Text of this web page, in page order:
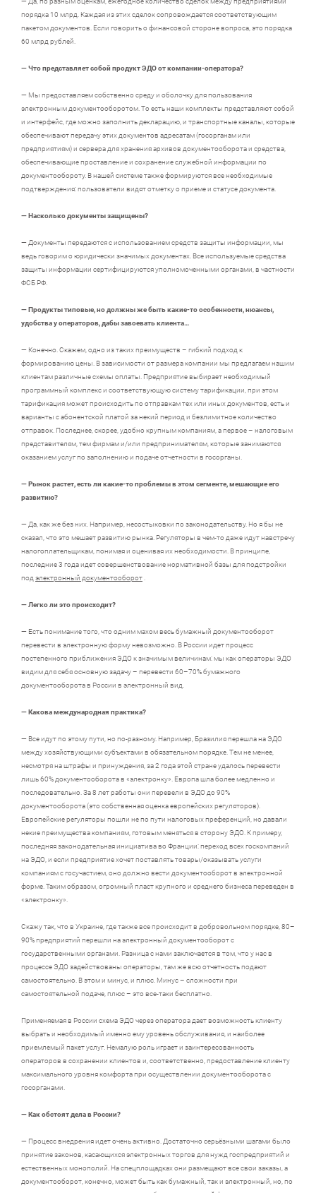
порядка 10 млрд. Каждая из этих сделок сопровождается соответствующим
пакетом документов. Если говорить о финансовой стороне вопроса, это порядка
60 млрд рублей.
— Что представляет собой продукт ЭДО от компании-оператора?
— Мы предоставляем собственно среду и оболочку для пользования
электронным документооборотом. То есть наши комплекты представляют собой
и интерфейс, где можно заполнить декларацию, и транспортные каналы, которые
обеспечивают передачу этих документов адресатам (госорганам или
предприятиям) и сервера для хранения архивов документооборота и средства,
обеспечивающие проставление и сохранение служебной информации по
документообороту. В нашей системе также формируются все необходимые
подтверждения: пользователи видят отметку о приеме и статусе документа.
— Насколько документы защищены?
— Документы передаются с использованием средств защиты информации, мы
ведь говорим о юридически значимых документах. Все используемые средства
защиты информации сертифицируются уполномоченными органами, в частности
ФСБ РФ.
— Продукты типовые, но должны же быть какие-то особенности, нюансы,
удобства у операторов, дабы завоевать клиента…
— Конечно. Скажем, одно из таких преимуществ – гибкий подход к
формированию цены. В зависимости от размера компании мы предлагаем нашим
клиентам различные схемы оплаты. Предприятие выбирает необходимый
программный комплекс и соответствующую систему тарификации, при этом
тарификация может происходить по отправкам тех или иных документов, есть и
варианты с абонентской платой за некий период и безлимитное количество
отправок. Последнее, скорее, удобно крупным компаниям, а первое – налоговым
представителям, тем фирмам и/или предпринимателям, которые занимаются
оказанием услуг по заполнению и подаче отчетности в госорганы.
— Рынок растет, есть ли какие-то проблемы в этом сегменте, мешающие его
развитию?
— Да, как же без них. Например, несостыковки по законодательству. Но я бы не
сказал, что это мешает развитию рынка. Регуляторы в чем-то даже идут навстречу
налогоплательщикам, понимая и оценивая их необходимости. В принципе,
последние 3 года идет совершенствование нормативной базы для подстройки
под электронный документооборот
— Легко ли это происходит?
— Есть понимание того, что одним махом весь бумажный документооборот
перевести в электронную форму невозможно. В России идет процесс
постепенного приближения ЭДО к значимым величинам: мы как операторы ЭДО
видим для себя основную задачу – перевести 60–70% бумажного
документооборота в Росcии в электронный вид.
— Какова международная практика?
— Все идут по этому пути, но по-разному. Например, Бразилия перешла на ЭДО
между хозяйствующими субъектами в обязательном порядке. Тем не менее,
несмотря на штрафы и принуждения, за 2 года этой стране удалось перевести
лишь 60% документооборота в «электронку». Европа шла более медленно и
последовательно. За 8 лет работы они перевели в ЭДО до 90%
документооборота (это собственная оценка европейских регуляторов).
Европейские регуляторы пошли не по пути налоговых преференций, но давали
некие преимущества компаниям, готовым меняться в сторону ЭДО. К примеру,
последняя законодательная инициатива во Франции: переход всех госкомпаний
на ЭДО, и если предприятие хочет поставлять товары/оказывать услуги
компаниям с госучастием, оно должно вести документооборот в электронной
форме. Таким образом, огромный пласт крупного и среднего бизнеса переведен в
«электронку».
Скажу так, что в Украине, где также все происходит в добровольном порядке, 80–
90% предприятий перешли на электронный документооборот с
государственными органами. Разница с нами заключается в том, что у нас в
процессе ЭДО задействованы операторы, там же всю отчетность подают
самостоятельно. В этом и минус, и плюс. Минус – сложности при
самостоятельной подаче, плюс – это все-таки бесплатно.
Применяемая в России схема ЭДО через оператора дает возможность клиенту
выбрать и необходимый именно ему уровень обслуживания, и наиболее
приемлемый пакет услуг. Немалую роль играет и заинтересованность
операторов в сохранении клиентов и, соответственно, предоставление клиенту
максимального уровня комфорта при осуществлении документооборота с
госорганами.
— Как обстоят дела в России?
— Процесс внедрения идет очень активно. Достаточно серьёзными шагами было
принятие законов, касающихся электронных торгов для нужд госпредприятий и
естественных монополий. На спецплощадках они размещают все свои заказы, а
документооборот, конечно, может быть как бумажный, так и электронный, но, по